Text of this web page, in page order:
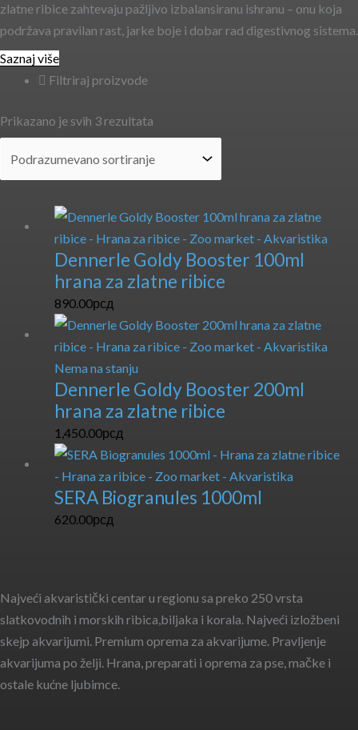
zlatne ribice zahtevaju pažljivo izbalansiranu ishranu – onu koja
podržava pravilan rast, jarke boje i dobar rad digestivnog sistema.
Saznaj više
Filtriraj proizvode
Prikazano je svih 3 rezultata
Dennerle Goldy Booster 100ml
hrana za zlatne ribice
890.00рсд
Nema na stanju
Dennerle Goldy Booster 200ml
hrana za zlatne ribice
1,450.00рсд
SERA Biogranules 1000ml
620.00рсд
Najveći akvaristički centar u regionu sa preko 250 vrsta
slatkovodnih i morskih ribica,biljaka i korala. Najveći izložbeni
skejp akvarijumi. Premium oprema za akvarijume. Pravljenje
akvarijuma po želji. Hrana, preparati i oprema za pse, mačke i
ostale kućne ljubimce.